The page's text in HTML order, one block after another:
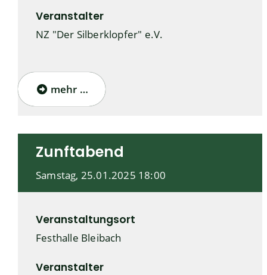
Veranstalter
NZ "Der Silberklopfer" e.V.
mehr …
Zunftabend
Samstag, 25.01.2025 18:00
Veranstaltungsort
Festhalle Bleibach
Veranstalter